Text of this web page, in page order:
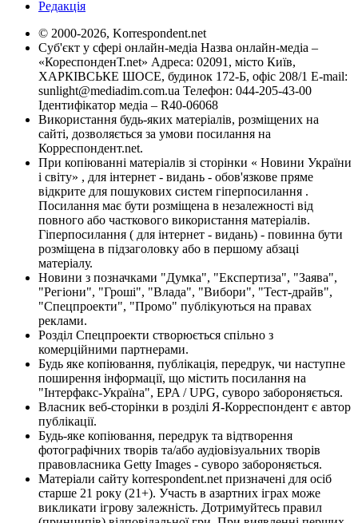
Редакція
© 2000-2026, Korrespondent.net
Суб'єкт у сфері онлайн-медіа Назва онлайн-медіа –
«КореспонденТ.net» Адреса: 02091, місто Київ,
ХАРКІВСЬКЕ ШОСЕ, будинок 172-Б, офіс 208/1 E-mail:
sunlight@mediadim.com.ua Телефон: 044-205-43-00
Ідентифікатор медіа – R40-06068
Використання будь-яких матеріалів, розміщених на
сайті, дозволяється за умови посилання на
Корреспондент.net.
При копіюванні матеріалів зі сторінки « Новини України
і світу» , для інтернет - видань - обов'язкове пряме
відкрите для пошукових систем гіперпосилання .
Посилання має бути розміщена в незалежності від
повного або часткового використання матеріалів.
Гіперпосилання ( для інтернет - видань) - повинна бути
розміщена в підзаголовку або в першому абзаці
матеріалу.
Новини з позначками "Думка", "Експертиза", "Заява",
"Регіони", "Гроші", "Влада", "Вибори", "Тест-драйв",
"Спецпроекти", "Промо" публікуються на правах
реклами.
Розділ Спецпроекти створюється спільно з
комерційними партнерами.
Будь яке копіювання, публікація, передрук, чи наступне
поширення інформації, що містить посилання на
"Інтерфакс-Україна", EPA / UPG, суворо забороняється.
Власник веб-сторінки в розділі Я-Корреспондент є автор
публікації.
Будь-яке копіювання, передрук та відтворення
фотографічних творів та/або аудіовізуальних творів
правовласника Getty Images - суворо забороняється.
Матеріали сайту korrespondent.net призначені для осіб
старше 21 року (21+). Участь в азартних іграх може
викликати ігрову залежність. Дотримуйтесь правил